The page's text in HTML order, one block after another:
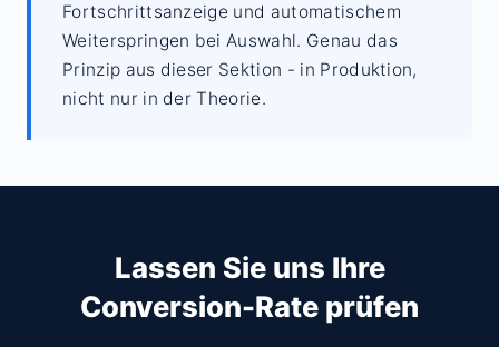
Fortschrittsanzeige und automatischem
Weiterspringen bei Auswahl. Genau das
Prinzip aus dieser Sektion - in Produktion,
nicht nur in der Theorie.
Lassen Sie uns Ihre
Conversion-Rate prüfen